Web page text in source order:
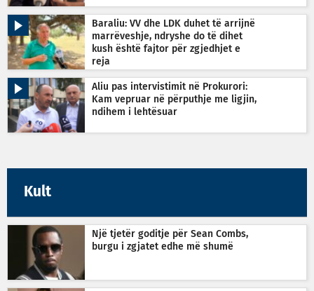
Baraliu: VV dhe LDK duhet të arrijnë
marrëveshje, ndryshe do të dihet
kush është fajtor për zgjedhjet e
reja
Aliu pas intervistimit në Prokurori:
Kam vepruar në përputhje me ligjin,
ndihem i lehtësuar
Kult
Një tjetër goditje për Sean Combs,
burgu i zgjatet edhe më shumë